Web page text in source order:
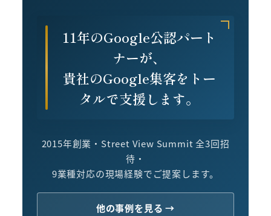
11年のGoogle公認パート
ナーが、
貴社のGoogle集客をトー
タルで支援します。
2015年創業・Street View Summit 全3回招
待・
9業種対応の現場経験でご提案します。
他の事例を見る →